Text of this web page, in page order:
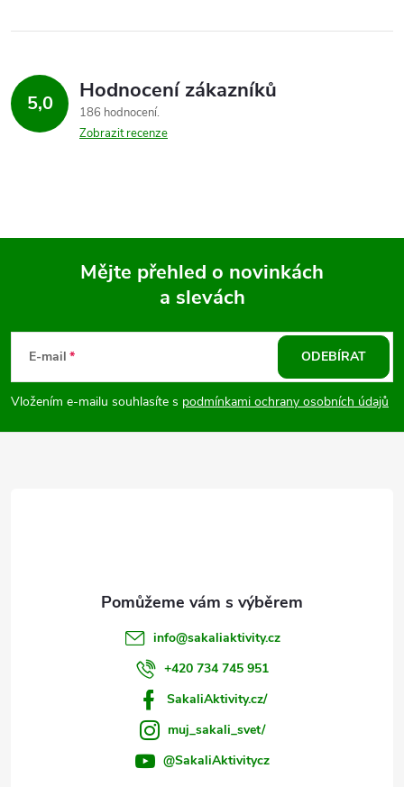
5,0 Hodnocení zákazníků
186 hodnocení
Zobrazit recenze
p
a
Mějte přehled o novinkách
a slevách
E-mail
Vložením e-mailu souhlasíte s podmínkami ochrany osobních údajů
ODEBÍRAT
info@sakaliaktivity.cz
+420 734 745 951
SakaliAktivity.cz/
muj_sakali_svet/
@SakaliAktivitycz